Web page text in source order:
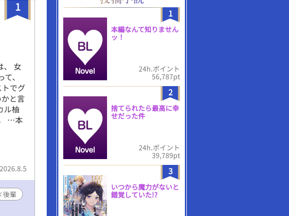
1
、 女
、
でグ
と言
ル柚
…本
輩
1
本編なんて知りません
ッ！
24h.ポイント
56,787pt
2
捨てられたら最高に幸
せだった件
24h.ポイント
39,789pt
3
いつから魔力がないと
錯覚していた!?